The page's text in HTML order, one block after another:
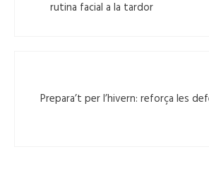
rutina facial a la tardor
Prepara’t per l’hivern: reforça les